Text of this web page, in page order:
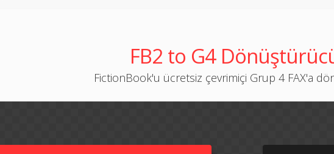
FB2 to G4
FictionBook'u ücretsiz çevrimiçi Grup 4 FAX'a